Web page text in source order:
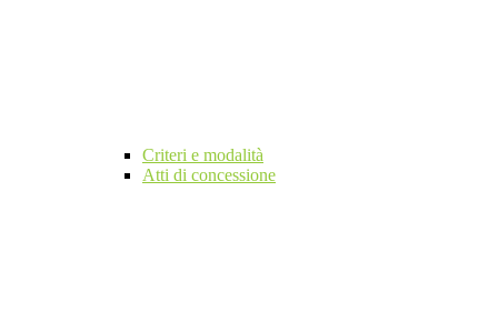
Criteri e modalità
Atti di concessione